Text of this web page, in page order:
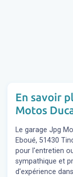
En savoir
Motos
Le garage Jpg
Eboué, 51430
pour l'entretien
sympathique et
d'expérience